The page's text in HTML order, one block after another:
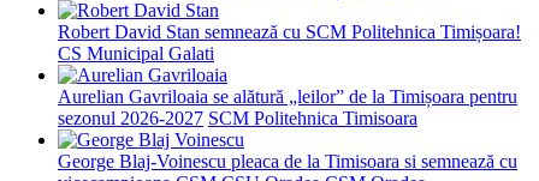
Robert David Stan semnează cu SCM Politehnica Timișoara!
CS Municipal Galati
Aurelian Gavriloaia se alătură „leilor” de la Timișoara pentru
sezonul 2026-2027 SCM Politehnica Timisoara
George Blaj-Voinescu pleaca de la Timisoara si semnează cu